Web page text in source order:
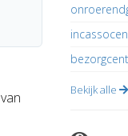
Bekijk alle